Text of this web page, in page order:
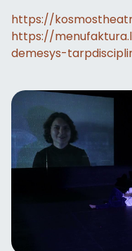
https://
https://
demesys-